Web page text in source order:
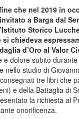
che nel 2019 in
a Barga dal
Storico
chiedeva
d’Oro al Valor
e dolore subito
studio di
tre libri che
e della Battaglia di
la richiesta al
onorificenza.